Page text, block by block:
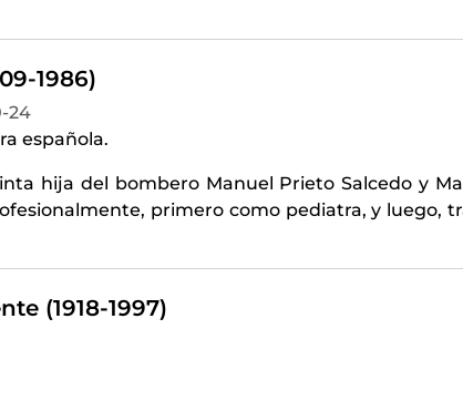
Flora‏ ‎(1909-1986)
24
española.
hija del bombero Manuel Prieto Salcedo y
primero como pediatra, y luego,
(1918-1997)